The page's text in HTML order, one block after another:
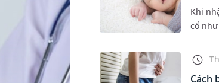
Khi
cổ
chia
Cách